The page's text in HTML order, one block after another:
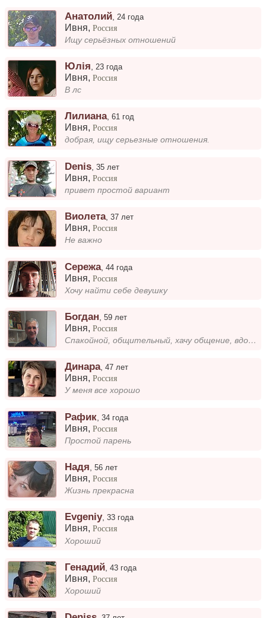
Анатолий 24 года
Ивня,Россия
Ищу серьёзных отношений
Юлія 23 года
Ивня,Россия
В лс
Лилиана,61 год
Ивня,Россия
добрая, ищу серьезные отношения.
Denis ,35 лет
Ивня,Россия
привет простой вариант
Виолета,37 лет
Ивня,Россия
Не важно
Сережа,44 года
Ивня,Россия
Хочу найти себе девушку
Богдан ,59 лет
Ивня,Россия
Спакойной, общительный, хачу общение, вдовец.
Динара,47 лет
Ивня,Россия
У меня все хорошо
Рафик ,34 года
Ивня,Россия
Простой парень
Надя ,56 лет
Ивня,Россия
Жизнь прекрасна
Evgeniy,33 года
Ивня,Россия
Хороший
Генадий ,43 года
Ивня,Россия
Хороший